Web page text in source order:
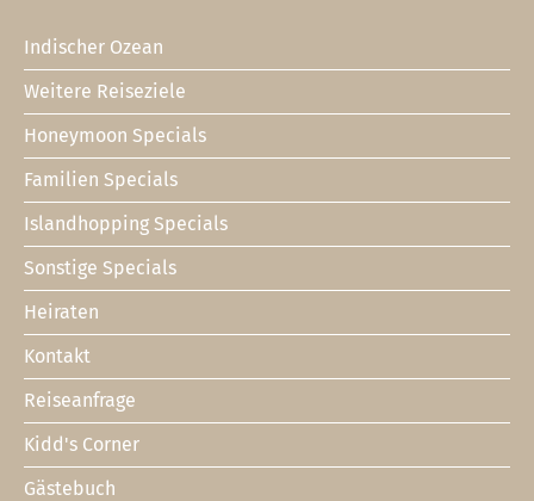
Footer
1
Indischer Ozean
Weitere Reiseziele
Honeymoon Specials
Familien Specials
Islandhopping Specials
Sonstige Specials
Heiraten
Footer
2
Kontakt
Reiseanfrage
Kidd's Corner
Gästebuch